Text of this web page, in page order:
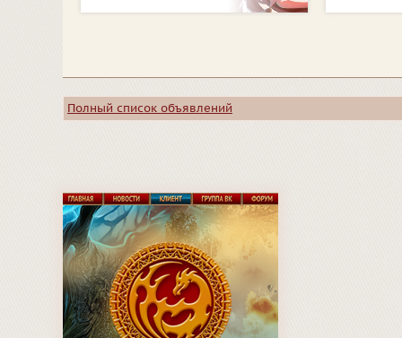
Полный список объявлений